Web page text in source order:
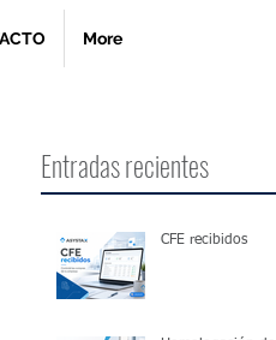
More
Entradas recientes
CFE recibidos